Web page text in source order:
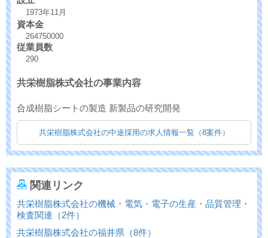
1973年11月
資本金
264750000
従業員数
290
共栄樹脂株式会社の事業内容
合成樹脂シートの製造 新製品の研究開発
共栄樹脂株式会社の中途採用の求人情報一覧（8案件）
関連リンク
共栄樹脂株式会社の機械・電気・電子の生産・品質管理・
検査関連（2件）
共栄樹脂株式会社の福井県（8件）